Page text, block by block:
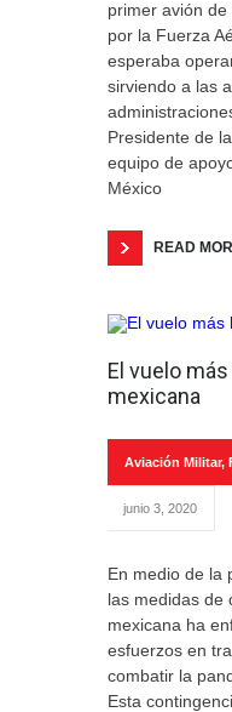
primer avión de
por la Fuerza
esperaba
sirviendo a las
Presidente de
equipo de
México
READ
El vuelo
mexicana
Aviación Militar,
junio 3, 2020
En medio de la
las medidas de
mexicana ha
esfuerzos en
combatir la
Esta